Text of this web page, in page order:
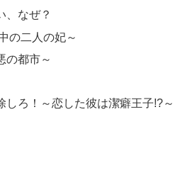
、なぜ？
の二人の妃～
の都市～
しろ！～恋した彼は潔癖王子!?～